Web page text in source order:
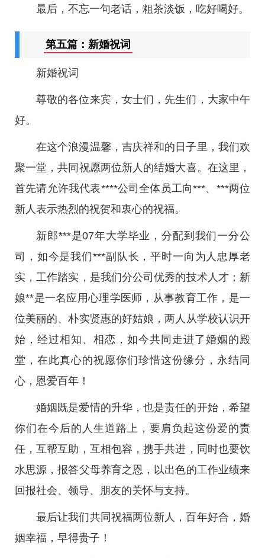
最后，不忘一句老话，粗茶淡饭，吃好喝好。
第五篇：新婚祝词
新婚祝词
尊敬的各位来宾，女士们，先生们，大家中午
好。
在这个浪漫温馨，吉庆祥和的日子里，我们欢
聚一堂，共同祝愿两位新人的结婚大喜。在这里，
首先请允许我代表****公司全体员工向***、***两位
新人表示热烈的祝贺和衷心的祝福。
新郎***是07年大学毕业，分配到我们一分公
司，如今是我们***副队长，平时一向为人忠厚老
实，工作踏实，是我们分公司优秀的技术人才；新
娘**是一名应用心理学医师，从事教育工作，是一
位美丽的、朴实贤惠的好姑娘，两人从学校认识开
始，经过相知、相恋，如今共同走进了婚姻的殿
堂，在此真心的祝愿你们珍惜这份缘分，永结同
心，恩爱百年！
婚姻既是爱情的升华，也是责任的开始，希望
你们在今后的人生道路上，要肩负起这份爱的责
任，互帮互助，互相包容，携手共进，同时也要饮
水思源，报答父母养育之恩，以出色的工作业绩来
回报社会、领导、朋友的关怀与支持。
最后让我们共同祝福两位新人，百年好合，婚
姻幸福，早得贵子！